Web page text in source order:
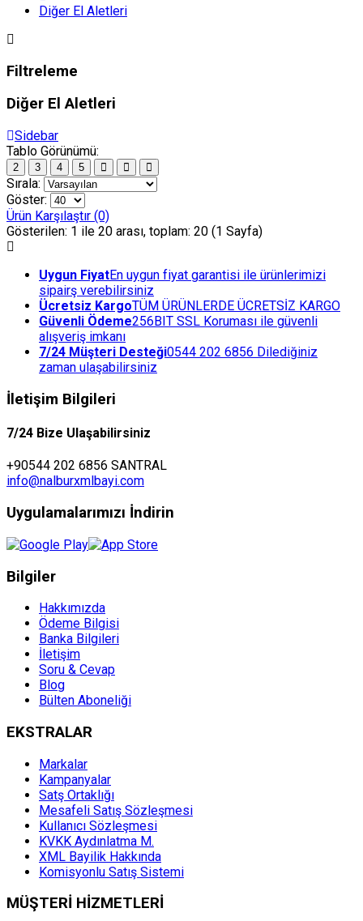
Diğer El Aletleri
Filtreleme
Diğer El Aletleri
Sidebar
Tablo Görünümü:
2 3 4 5
Sırala:
Göster:
Ürün Karşılaştır (0)
Gösterilen: 1 ile 20 arası, toplam: 20 (1 Sayfa)
Uygun FiyatEn uygun fiyat garantisi ile ürünlerimizi
sipairş verebilirsiniz
Ücretsiz KargoTÜM ÜRÜNLERDE ÜCRETSİZ KARGO
Güvenli Ödeme256BIT SSL Koruması ile güvenli
alışveriş imkanı
7/24 Müşteri Desteği0544 202 6856 Dilediğiniz
zaman ulaşabilirsiniz
İletişim Bilgileri
7/24 Bize Ulaşabilirsiniz
+90544 202 6856 SANTRAL
info@nalburxmlbayi.com
Uygulamalarımızı İndirin
Bilgiler
Hakkımızda
Ödeme Bilgisi
Banka Bilgileri
İletişim
Soru & Cevap
Blog
Bülten Aboneliği
EKSTRALAR
Markalar
Kampanyalar
Satş Ortaklığı
Mesafeli Satış Sözleşmesi
Kullanıcı Sözleşmesi
KVKK Aydınlatma M.
XML Bayilik Hakkında
Komisyonlu Satış Sistemi
MÜŞTERİ HİZMETLERİ